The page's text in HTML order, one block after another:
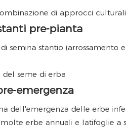
di approcci
pre-pianta
semina stantio (arrossamento
seme di erba
emergenza
dell'emergenza delle erbe
erbe annuali e latifoglie a